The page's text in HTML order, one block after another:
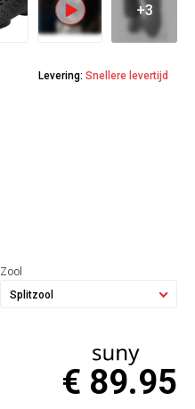
+3
Levering: Snellere levertijd
Zool
Splitzool
€ 89.95